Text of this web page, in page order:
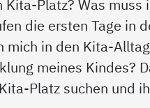
Kita-Platz? Was
die ersten Tage in
mich in den Kita-
meines Kindes?
Platz suchen und